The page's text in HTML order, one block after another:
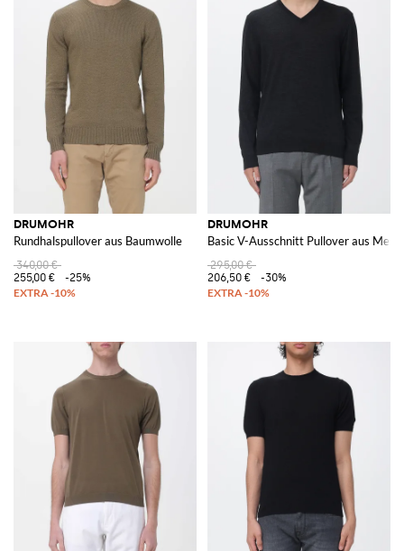
DRUMOHR
Rundhalspullover aus Baumwolle
340,00 €
255,00 €
-25%
DRUMOHR
Basic V-Ausschnitt Pullover aus
295,00 €
206,50 €
-30%